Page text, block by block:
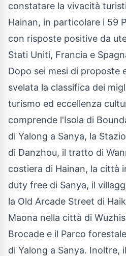
constatare la vivacità
Hainan, in particolare i 59
con risposte positive da
Stati Uniti, Francia e
Dopo sei mesi di proposte
svelata la classifica dei
turismo ed eccellenza
comprende l'Isola di
di Yalong a Sanya, la
di Danzhou, il tratto di
costiera di Hainan, la città
duty free di Sanya, il
la Old Arcade Street di
Maona nella città di
Brocade e il Parco
di Yalong a Sanya. Inoltre,